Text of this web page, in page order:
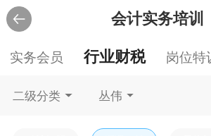
会计实务培训
实务会员 行业财税 岗位特
二级分类 丛伟